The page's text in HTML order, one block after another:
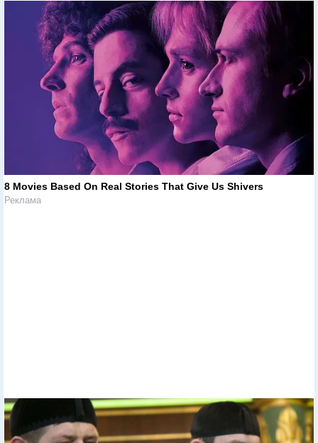
8 Movies Based On Real Stories That Give Us Shivers
Реклама